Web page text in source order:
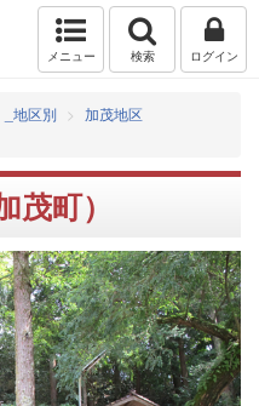
メニュー 検索 ログイン
_地区別
加茂地区
茂町）